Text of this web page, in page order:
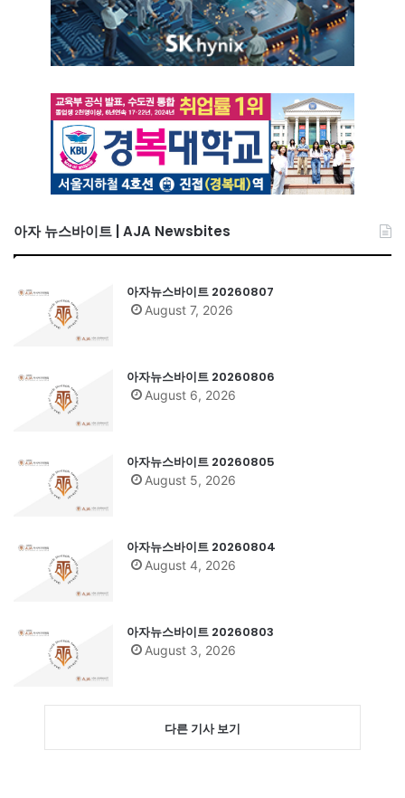
아자 뉴스바이트 | AJA Newsbites
아자뉴스바이트 20260807
August 7, 2026
아자뉴스바이트 20260806
August 6, 2026
아자뉴스바이트 20260805
August 5, 2026
아자뉴스바이트 20260804
August 4, 2026
아자뉴스바이트 20260803
August 3, 2026
다른 기사 보기